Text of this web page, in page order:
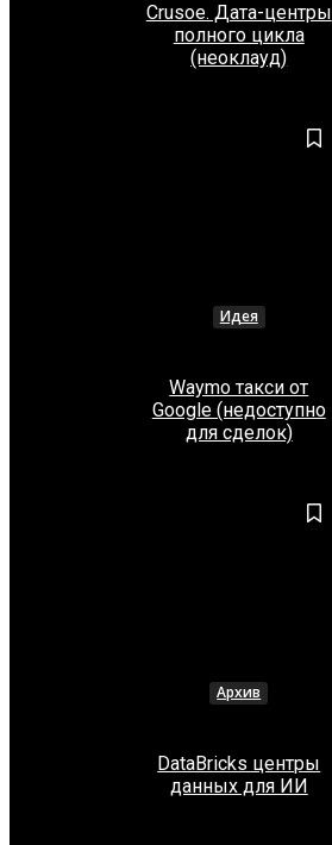
Crusoe. Дата-центры
полного цикла
(неоклауд)
Идея
Waymo такси от
Google (недоступно
для сделок)
Архив
DataBricks центры
данных для ИИ